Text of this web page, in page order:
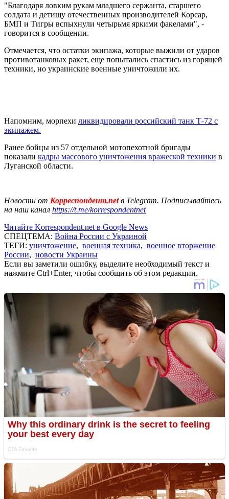
"Благодаря ловким рукам младшего сержанта, старшего
солдата и детищу отечественных производителей Корсар,
БМП и Тигры вспыхнули четырьмя яркими факелами", -
говорится в сообщении.
Отмечается, что остатки экипажа, которые выжили от ударов
противотанковых ракет, еще попытались спастись из горящей
техники, но украинские военные уничтожили их.
Напомним, морпехи ликвидировали российский танк Т-72 с
экипажем.
Ранее бойцы из 57 отдельной мотопехотной бригады
показали кадры массового уничтожения вражеской техники в
Луганской области.
Новости от Корреспондент.netв Telegram. Подписывайтесь
на наш канал https://t.me/korrespondentnet
Читайте Korrespondent.net в Google News
СПЕЦТЕМА: Война России с Украиной
ТЕГИ: уничтожение, военная техника, военное вторжение
России, новости Украины
Если вы заметили ошибку, выделите необходимый текст и
нажмите Ctrl+Enter, чтобы сообщить об этом редакции.